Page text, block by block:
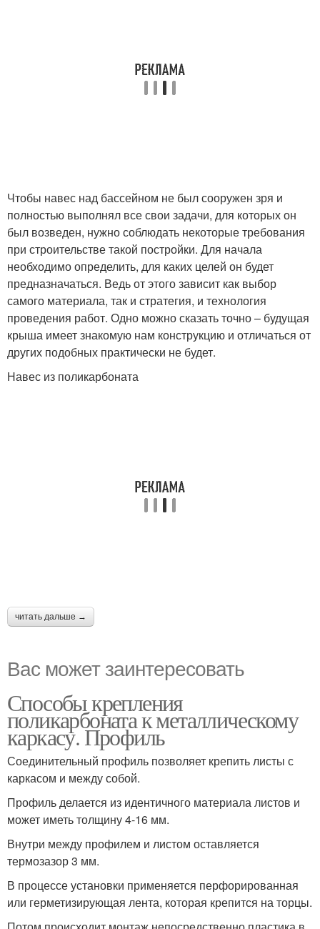
Чтобы навес над бассейном не был сооружен зря и
полностью выполнял все свои задачи, для которых он
был возведен, нужно соблюдать некоторые требования
при строительстве такой постройки. Для начала
необходимо определить, для каких целей он будет
предназначаться. Ведь от этого зависит как выбор
самого материала, так и стратегия, и технология
проведения работ. Одно можно сказать точно – будущая
крыша имеет знакомую нам конструкцию и отличаться от
других подобных практически не будет.
Навес из поликарбоната
читать дальше →
Вас может заинтересовать
Способы крепления
поликарбоната к металлическому
каркасу. Профиль
Соединительный профиль позволяет крепить листы с
каркасом и между собой.
Профиль делается из идентичного материала листов и
может иметь толщину 4-16 мм.
Внутри между профилем и листом оставляется
термозазор 3 мм.
В процессе установки применяется перфорированная
или герметизирующая лента, которая крепится на торцы.